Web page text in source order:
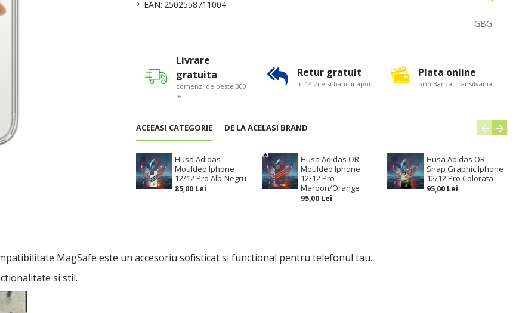
EAN: 2502558711004
GBG
ACEEASI CATEGORIE DE LA ACELASI BRAND
Husa Adidas
Moulded Iphone
12/12 Pro Alb-Negru
85,00 Lei
Husa Adidas OR
Moulded Iphone
12/12 Pro
Maroon/Orange
95,00 Lei
Husa Adidas OR
Snap Graphic Iphone
12/12 Pro Colorata
95,00 Lei
Livrare
gratuita
comenzi de peste 300
lei
Retur gratuit
in 14 zile si banii inapoi
Plata online
prin Banca Transilvania
MagSafe este un accesoriu sofisticat si functional pentru telefonul tau.
si stil.